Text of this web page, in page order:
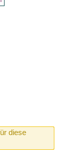
diese